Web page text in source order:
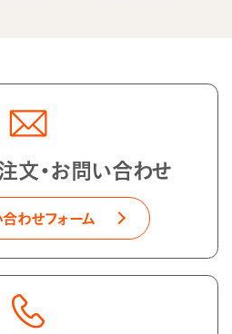
文・お問い合わせ
わせフォーム